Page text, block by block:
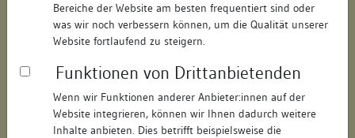
Bereiche der Website am besten frequentiert sind oder
was wir noch verbessern können, um die Qualität unserer
Website fortlaufend zu steigern.
Funktionen von Drittanbietenden
Wenn wir Funktionen anderer Anbieter:innen auf der
Website integrieren, können wir Ihnen dadurch weitere
Inhalte anbieten. Dies betrifft beispielsweise die
Straße: Bahnhofstraße
Hausnummer: 17
Postleitzahl: 74523
Stadt-Teilort: Schwäbisch Hall